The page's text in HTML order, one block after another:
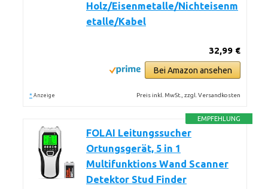
Holz/Eisenmetalle/Nichteisenm
etalle/Kabel
32,99 €
Bei Amazon ansehen
* Anzeige Preis inkl. MwSt., zzgl. Versandkosten
EMPFEHLUNG
FOLAI Leitungssucher
Ortungsgerät, 5 in 1
Multifunktions Wand Scanner
Detektor Stud Finder